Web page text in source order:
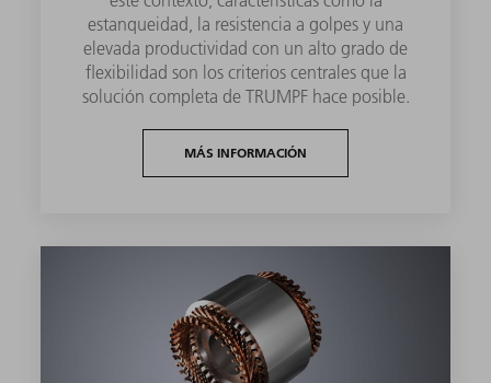
estanqueidad, la resistencia a golpes y una
elevada productividad con un alto grado de
flexibilidad son los criterios centrales que la
solución completa de TRUMPF hace posible.
MÁS INFORMACIÓN